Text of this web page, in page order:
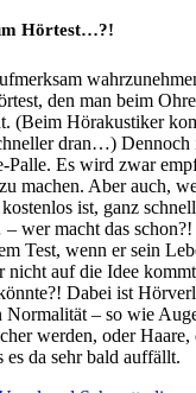
Hörtest…?!
den man beim
(Beim Hörakustiker
dran…) Dennoch
Palle. Es wird zwar
machen. Aber auch,
ist, ganz
wer macht das
Test, wenn er sein
nicht auf die Idee
Dabei ist
Normalität – so wie
werden, oder
es da sehr bald auffällt.